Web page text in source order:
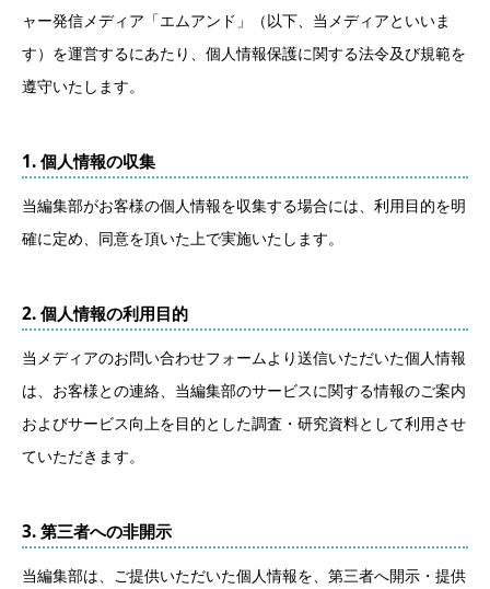
ャー発信メディア「エムアンド」（以下、当メディアといいま
す）を運営するにあたり、個人情報保護に関する法令及び規範を
遵守いたします。
1. 個人情報の収集
当編集部がお客様の個人情報を収集する場合には、利用目的を明
確に定め、同意を頂いた上で実施いたします。
2. 個人情報の利用目的
当メディアのお問い合わせフォームより送信いただいた個人情報
は、お客様との連絡、当編集部のサービスに関する情報のご案内
およびサービス向上を目的とした調査・研究資料として利用させ
ていただきます。
3. 第三者への非開示
当編集部は、ご提供いただいた個人情報を、第三者へ開示・提供